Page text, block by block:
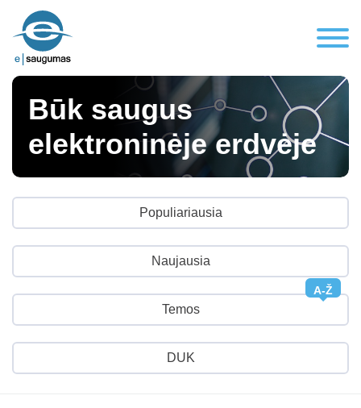
Būk saugus
elektroninėje erdvėje
Populiariausia
Naujausia
Temos
A-Ž
DUK